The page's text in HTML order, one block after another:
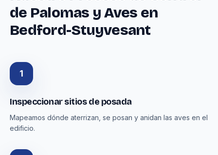
de Palomas y Aves en
Bedford-Stuyvesant
1
Inspeccionar sitios de posada
Mapeamos dónde aterrizan, se posan y anidan las aves en el
edificio.